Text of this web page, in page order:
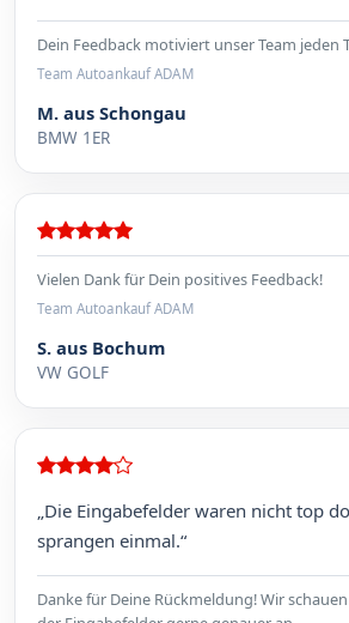
Dein Feedback motiviert unser Team jeden
Team Autoankauf ADAM
M. aus Schongau
BMW 1ER
Vielen Dank für Dein positives Feedback!
Team Autoankauf ADAM
S. aus Bochum
VW GOLF
„Die Eingabefelder waren nicht top
sprangen einmal.“
Danke für Deine Rückmeldung! Wir